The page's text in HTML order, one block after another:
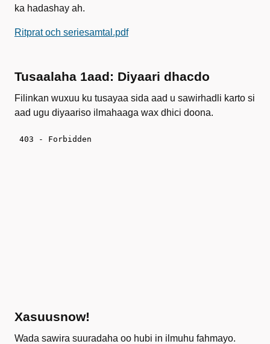
ka hadashay ah.
Ritprat och seriesamtal.pdf
Tusaalaha 1aad: Diyaari dhacdo
Filinkan wuxuu ku tusayaa sida aad u sawirhadli karto si
aad ugu diyaariso ilmahaaga wax dhici doona.
Xasuusnow!
Wada sawira suuradaha oo hubi in ilmuhu fahmayo.